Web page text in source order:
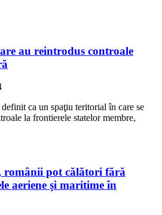
au reintrodus controale
ca un spaţiu teritorial în care se
la frontierele statelor membre,
românii pot călători fără
aeriene şi maritime în